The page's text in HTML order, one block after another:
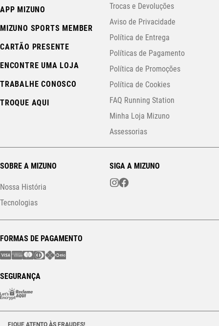
APP MIZUNO
MIZUNO SPORTS MEMBER
CARTÃO PRESENTE
ENCONTRE UMA LOJA
TRABALHE CONOSCO
TROQUE AQUI
Trocas e Devoluções
Aviso de Privacidade
Política de Entrega
Políticas de Pagamento
Política de Promoções
Política de Cookies
FAQ Running Station
Minha Loja Mizuno
Assessorias
SOBRE A MIZUNO
Nossa História
Tecnologias
SIGA A MIZUNO
FORMAS DE PAGAMENTO
SEGURANÇA
FIQUE ATENTO ÀS FRAUDES!